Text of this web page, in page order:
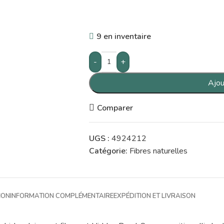
9 en inventaire
-
+
Comparer
UGS : 4924212
Catégorie: Fibres naturelles
INFORMATION COMPLÉMENTAIREEXPÉDITION ET LIVRAISON